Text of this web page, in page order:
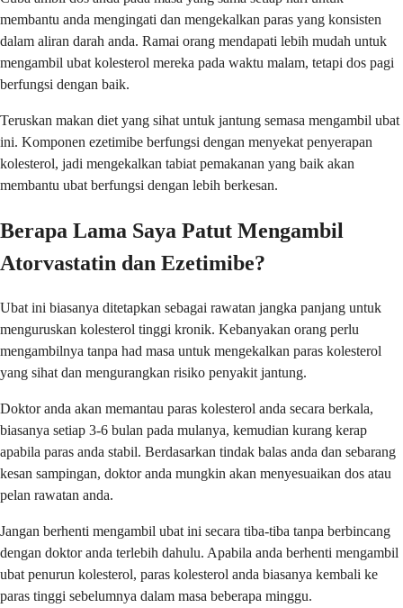
membantu anda mengingati dan mengekalkan paras yang konsisten
dalam aliran darah anda. Ramai orang mendapati lebih mudah untuk
mengambil ubat kolesterol mereka pada waktu malam, tetapi dos pagi
berfungsi dengan baik.
Teruskan makan diet yang sihat untuk jantung semasa mengambil ubat
ini. Komponen ezetimibe berfungsi dengan menyekat penyerapan
kolesterol, jadi mengekalkan tabiat pemakanan yang baik akan
membantu ubat berfungsi dengan lebih berkesan.
Berapa Lama Saya Patut Mengambil
Atorvastatin dan Ezetimibe?
Ubat ini biasanya ditetapkan sebagai rawatan jangka panjang untuk
menguruskan kolesterol tinggi kronik. Kebanyakan orang perlu
mengambilnya tanpa had masa untuk mengekalkan paras kolesterol
yang sihat dan mengurangkan risiko penyakit jantung.
Doktor anda akan memantau paras kolesterol anda secara berkala,
biasanya setiap 3-6 bulan pada mulanya, kemudian kurang kerap
apabila paras anda stabil. Berdasarkan tindak balas anda dan sebarang
kesan sampingan, doktor anda mungkin akan menyesuaikan dos atau
pelan rawatan anda.
Jangan berhenti mengambil ubat ini secara tiba-tiba tanpa berbincang
dengan doktor anda terlebih dahulu. Apabila anda berhenti mengambil
ubat penurun kolesterol, paras kolesterol anda biasanya kembali ke
paras tinggi sebelumnya dalam masa beberapa minggu.